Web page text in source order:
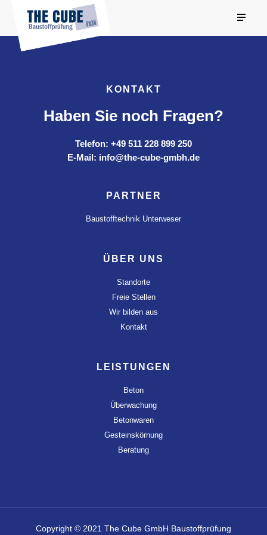
KONTAKT
Haben Sie noch Fragen?
Telefon: +49 511 228 899 250
E-Mail: info@the-cube-gmbh.de
PARTNER
Baustofftechnik Unterweser
ÜBER UNS
Standorte
Freie Stellen
Wir bilden aus
Kontakt
LEISTUNGEN
Beton
Überwachung
Betonwaren
Gesteinskörnung
Beratung
Copyright © 2021 The Cube GmbH Baustoffprüfung